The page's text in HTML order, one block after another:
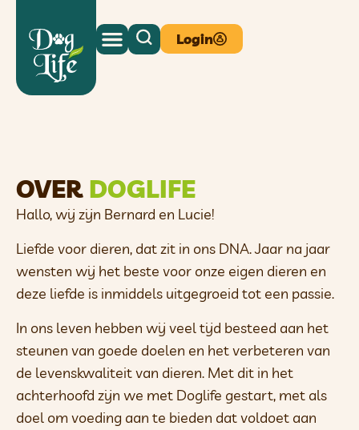
Login
OVER DOGLIFE
Hallo, wij zijn Bernard en Lucie!
Liefde voor dieren, dat zit in ons DNA. Jaar na jaar
wensten wij het beste voor onze eigen dieren en
deze liefde is inmiddels uitgegroeid tot een passie.
In ons leven hebben wij veel tijd besteed aan het
steunen van goede doelen en het verbeteren van
de levenskwaliteit van dieren. Met dit in het
achterhoofd zijn we met Doglife gestart, met als
doel om voeding aan te bieden dat voldoet aan